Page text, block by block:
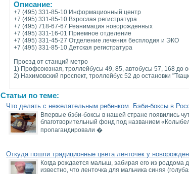
Описание:
+7 (495) 331-85-10 Информационный центр
+7 (495) 331-85-10 Взрослая регистратура
+7 (495) 718-67-67 Реанимация новорожденных
+7 (495) 331-16-01 Приемное отделение
+7 (495) 331-45-27 Отделение лечения бесплодия и ЭКО
+7 (495) 331-85-10 Детская регистратура
Проезд от станций метро
1) Профсоюзная, троллейбусы 49, 85, автобусы 57, 168 до
2) Нахимовский проспект, троллейбус 52 до остановки
Статьи по теме:
Что делать с нежелательным ребенком. Бэби-боксы в
Впервые бэби-боксы в нашей стране появились
благотворительный фонд под названием
пропагандировали �
Откуда пошли традиционные цвета ленточек у
Когда рождается малыш, забирая его из
известно, что ленточка для мальчика синяя